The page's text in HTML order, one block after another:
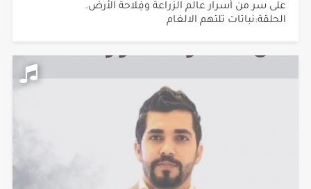
على سر من أسرار عالم الزراعة وفِلاحة الأرض.
الحلقة:نباتات تلتهم الالغام